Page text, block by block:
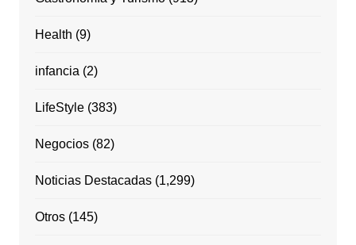
Health (9)
infancia (2)
LifeStyle(383)
Negocios(82)
Noticias Destacadas(1,299)
Otros(145)